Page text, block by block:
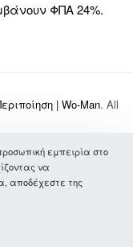
ΦΠΑ 24%.
| Wo-Man. All
εμπειρία στο
να
αποδέχεστε της